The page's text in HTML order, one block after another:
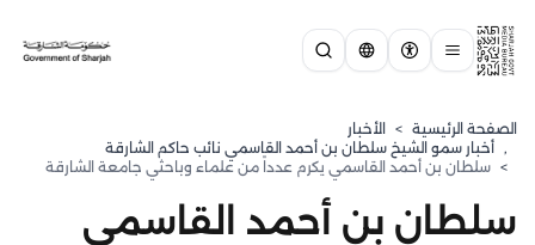
الصفحة الرئيسية > الأخبار
, ⁠أخبار سمو الشيخ سلطان بن أحمد القاسمي نائب حاكم الشارقة
> سلطان بن أحمد القاسمي يكرم عدداً من علماء وباحثي جامعة الشارقة
سلطان بن أحمد القاسمي